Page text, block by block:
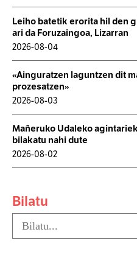
Leiho batetik erorita hil den
ari da Foruzaingoa, Lizarran
2026-08-04
«Ainguratzen laguntzen dit
prozesatzen»
2026-08-03
Mañeruko Udaleko
bilakatu nahi dute
2026-08-02
Bilatu